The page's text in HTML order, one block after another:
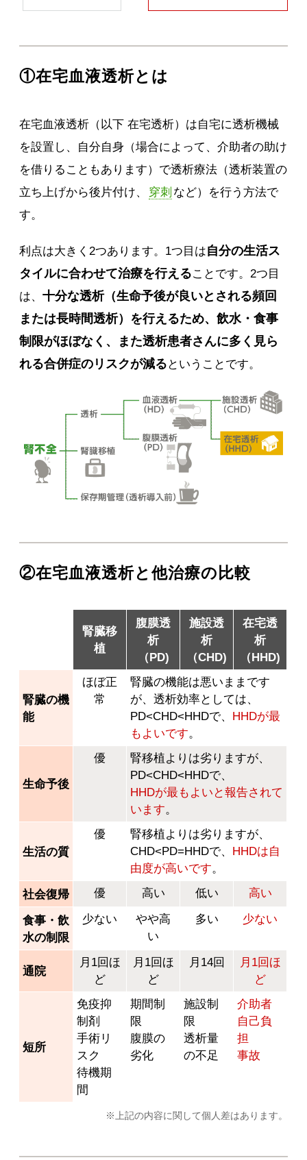
①在宅血液透析とは
在宅血液透析（以下 在宅透析）は自宅に透析機械
を設置し、自分自身（場合によって、介助者の助け
を借りることもあります）で透析療法（透析装置の
立ち上げから後片付け、
穿刺 など）を行う方法で
す。
利点は大きく2つあります。1つ目は自分の生活ス
タイルに合わせて治療を行えることです。2つ目
は、十分な透析（生命予後が良いとされる頻回
または長時間透析）を行えるため、飲水・食事
制限がほぼなく、また透析患者さんに多く見ら
れる合併症のリスクが減る ということです。
②在宅血液透析と他治療の比較
腎臓移
植
腹膜透
析
（PD)
施設透
析
（CHD)
在宅透
析
（HHD)
腎臓の機
能
ほぼ正
常
腎臓の機能は悪いままです
が、透析効率としては、
PD<CHD<HHDで、 HHDが最
もよいです。
生命予後
優
腎移植よりは劣りますが、
PD<CHD<HHDで、
HHDが最もよいと報告されて
います。
生活の質
優
腎移植よりは劣りますが、
CHD<PD=HHDで、 HHDは自
由度が高いです。
社会復帰
優 高い 低い 高い
食事・飲
水の制限
少ない
やや高
い
多い 少ない
通院
月1回ほ
ど
月1回ほ
ど
月14回
月1回ほ
ど
短所
免疫抑
制剤
手術リ
スク
待機期
間
期間制
限
腹膜の
劣化
施設制
限
透析量
の不足
介助者
自己負
担
事故
※上記の内容に関して個人差はあります。